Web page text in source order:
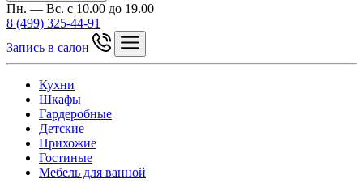
Пн. — Вс. с 10.00 до 19.00
8 (499) 325-44-91
Запись в салон
Кухни
Шкафы
Гардеробные
Детские
Прихожие
Гостиные
Мебель для ванной